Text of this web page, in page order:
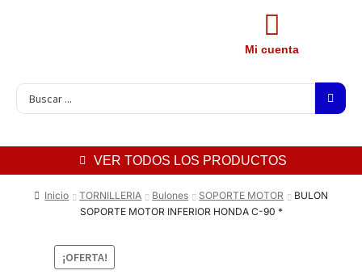
Mi cuenta
VER TODOS LOS PRODUCTOS
Inicio TORNILLERIA Bulones SOPORTE MOTOR
BULON
SOPORTE MOTOR INFERIOR HONDA C-90 *
¡OFERTA!